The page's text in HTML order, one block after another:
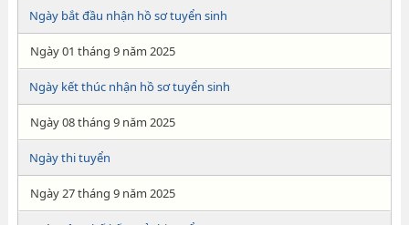
Ngày bắt đầu nhận hồ sơ tuyển sinh
Ngày 01 tháng 9 năm 2025
Ngày kết thúc nhận hồ sơ tuyển sinh
Ngày 08 tháng 9 năm 2025
Ngày thi tuyển
Ngày 27 tháng 9 năm 2025